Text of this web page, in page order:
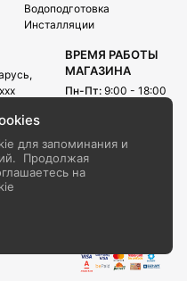
Водоподготовка
Инсталляции
ВРЕМЯ РАБОТЫ
МАГАЗИНА
Пн-Пт: 9:00 - 18:00
CALL-ЦЕНТРА
Сб-Вс:
для запоминания и
Продолжая
на